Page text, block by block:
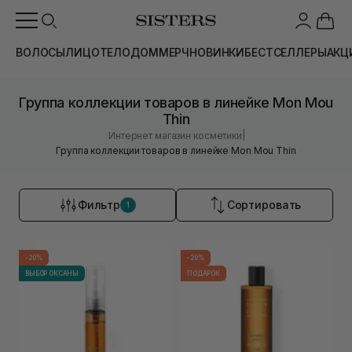
ВОЛОСЫЛИЦОТЕЛОДОММЕРЧНОВИНКИБЕСТСЕЛЛЕРЫ
Группа коллекции товаров в линейке Mon Mou
Thin
Интернет магазин косметики
Группа коллекции товаров в линейке Mon Mou Thin
Фильтр 1 Сортировать
-20%
ВЫБОР ОКСАНЫ
-20%
ПОДАРОК